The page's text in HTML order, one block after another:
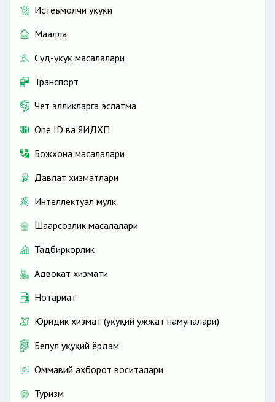
Истеъмолчи ҳуқуқи
Маҳалла
Суд-ҳуқуқ масалалари
Транспорт
Чет элликларга эслатма
One ID ва ЯИДХП
Божхона масалалари
Давлат хизматлари
Интеллектуал мулк
Шаҳарсозлик масалалари
Тадбиркорлик
Адвокат хизмати
Нотариат
Юридик хизмат (ҳуқуқий ҳужжат намуналари)
Бепул ҳуқуқий ёрдам
Оммавий ахборот воситалари
Туризм